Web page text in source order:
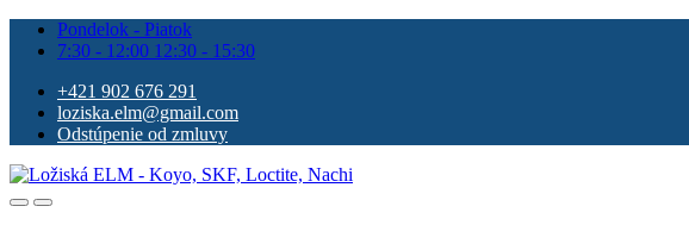
Pondelok - Piatok
7:30 - 12:00 12:30 - 15:30
+421 902 676 291
loziska.elm@gmail.com
Odstúpenie od zmluvy